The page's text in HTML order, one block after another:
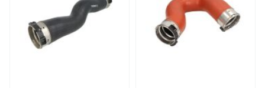
MG
MINI